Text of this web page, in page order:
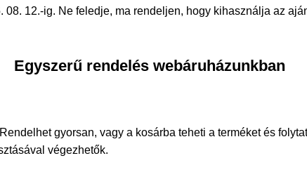
08. 12.-ig. Ne feledje, ma rendeljen, hogy kihasználja az
Egyszerű rendelés webáruházunkban
gyorsan, vagy a kosárba teheti a terméket és
végezhetők.